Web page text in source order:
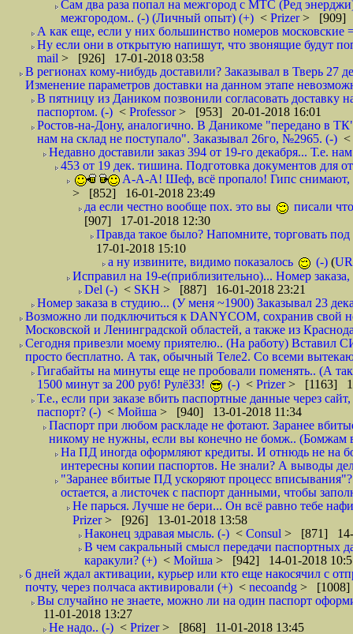
Сам два раза попал на межгород с МТС (Ред
межгородом.. (-) (Личный опыт) (+) < Prizer> [909]
А как еще, если у них большинство номеров московские
Ну если они в открытую напишут, что звонящие будут
mail > [926] 17-01-2018 03:58
В регионах кому-нибудь доставили? Заказывал в Тверь 27
Изменение параметров доставки на данном этапе
В пятницу из Даником позвонили согласовать доставку
паспортом. (-) < Professor> [953] 20-01-2018 16:01
Ростов-на-Дону, аналогично. В Даникоме "передано в
нам на склад не поступало". Заказывал 26го, №2965. (-) <
Недавно доставили заказ 394 от 19-го декабря... Т.е.
453 от 19 дек. тишина. Подготовка документов для
А-А-А! Шеф, всё пропало! Гипс снимают,
> [852] 16-01-2018 23:49
да если честно вообще пох. это вы
писали
[907] 17-01-2018 12:30
Правда такое было? Напомните, торговать
17-01-2018 15:10
а ну извините, видимо показалось
(-) (
Исправил на 19-е(приблизительно)... Номер
Del (-) < SKH > [887] 16-01-2018 23:21
Номер заказа в студию... (У меня ~1900) Заказывал 23
Возможно ли подключиться к DANYCOM, сохранив свой
Московской и Ленинградской областей, а также из
Сегодня привезли моему приятелю.. (На работу) Вставил
просто бесплатно. А так, обычный Теле2. Со всеми
Гигабайты на минуты еще не пробовали поменять.. (А
1500 минут за 200 руб! РулёЗЗ!
(-) < Prizer> [1163]
Т.е., если при заказе вбить паспортные данные через
паспорт? (-) < Мойша > [940] 13-01-2018 11:34
Паспорт при любом раскладе не фотают. Заранее
никому не нужны, если вы конечно не бомж.. (Бомжам
На ПД иногда оформляют кредиты. И отнюдь не на
интересны копии паспортов. Не знали? А выводы
"Заранее вбитые ПД ускоряют процесс
остается, а листочек с паспорт данными, чтобы
Не парься. Лучше не бери... Он всё равно тебе
Prizer> [926] 13-01-2018 13:58
Наконец здравая мысль. (-) < Consul > [871] 14-
В чем сакральный смысл передачи паспортных
каракули? (+) < Мойша > [942] 14-01-2018
6 дней ждал активации, курьер или кто еще накосячил с
почту, через полчаса активировали (+) < necoandg > [1008]
Вы случайно не знаете, можно ли на один паспорт
11-01-2018 13:27
Не надо.. (-) < Prizer> [868] 11-01-2018 13:45